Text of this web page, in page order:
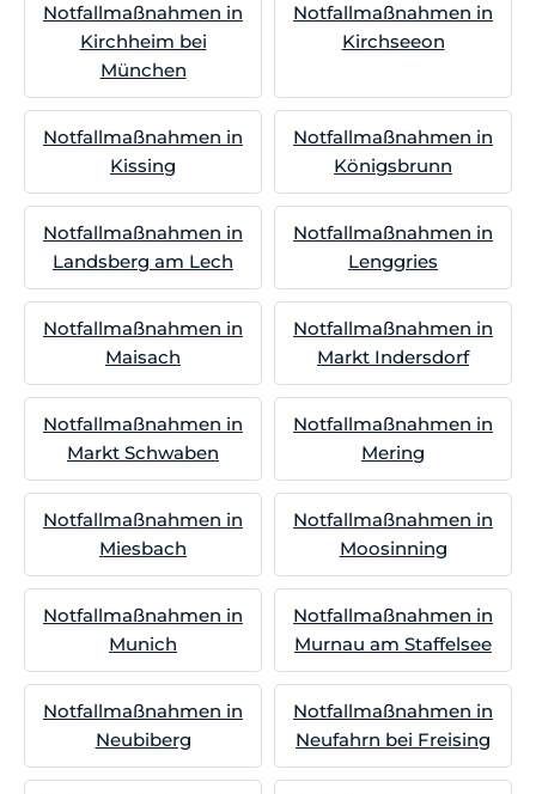
Notfallmaßnahmen in
Kirchheim bei
München
Notfallmaßnahmen in
Kirchseeon
Notfallmaßnahmen in
Kissing
Notfallmaßnahmen in
Königsbrunn
Notfallmaßnahmen in
Landsberg am Lech
Notfallmaßnahmen in
Lenggries
Notfallmaßnahmen in
Maisach
Notfallmaßnahmen in
Markt Indersdorf
Notfallmaßnahmen in
Markt Schwaben
Notfallmaßnahmen in
Mering
Notfallmaßnahmen in
Miesbach
Notfallmaßnahmen in
Moosinning
Notfallmaßnahmen in
Munich
Notfallmaßnahmen in
Murnau am Staffelsee
Notfallmaßnahmen in
Neubiberg
Notfallmaßnahmen in
Neufahrn bei Freising